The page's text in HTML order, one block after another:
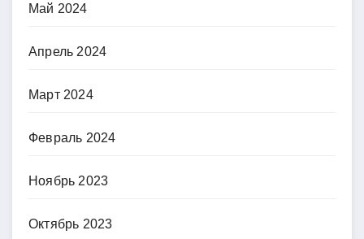
Май 2024
Апрель 2024
Март 2024
Февраль 2024
Ноябрь 2023
Октябрь 2023